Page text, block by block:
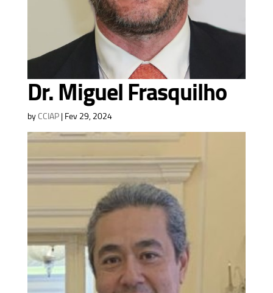
Dr. Miguel Frasquilho
byCCIAP|Fev 29, 2024